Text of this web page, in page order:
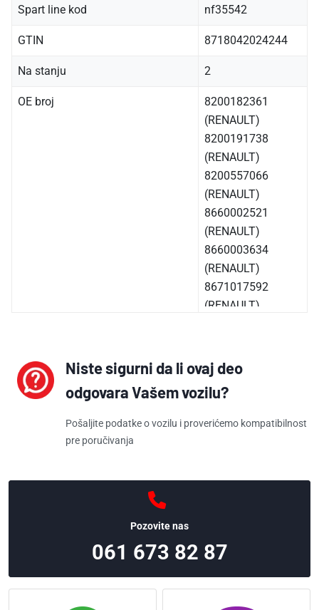
Spart line kod nf35542
GTIN 8718042024244
Na stanju 2
OE broj
8200182361
(RENAULT)
8200191738
(RENAULT)
8200557066
(RENAULT)
8660002521
(RENAULT)
8660003634
(RENAULT)
8671017592
(RENAULT)
Niste sigurni da li ovaj deo
odgovara Vašem vozilu?
Pošaljite podatke o vozilu i proverićemo kompatibilnost
pre poručivanja
Pozovite nas
061 673 82 87